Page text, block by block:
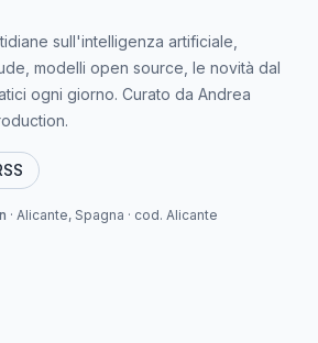
sull'intelligenza artificiale,
modelli open source, le novità dal
ogni giorno. Curato da Andrea
· Alicante, Spagna · cod. Alicante